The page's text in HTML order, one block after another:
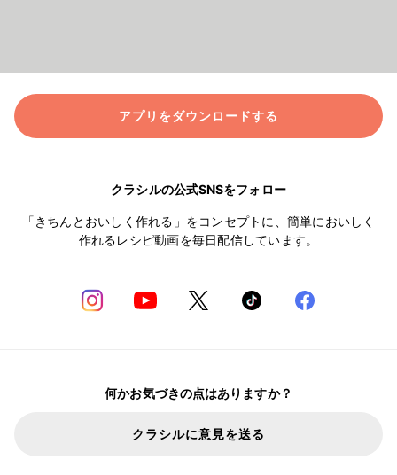
アプリをダウンロードする
クラシルの公式SNSをフォロー
「きちんとおいしく作れる」をコンセプトに、簡単においしく
作れるレシピ動画を毎日配信しています。
何かお気づきの点はありますか？
クラシルに意見を送る